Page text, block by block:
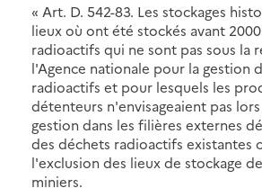
« Art. D. 542-83. Les stockages
lieux où ont été stockés avant
radioactifs qui ne sont pas sous la
l'Agence nationale pour la gestion
radioactifs et pour lesquels les
détenteurs n'envisageaient pas
gestion dans les filières externes
des déchets radioactifs existantes
l'exclusion des lieux de stockage
miniers.